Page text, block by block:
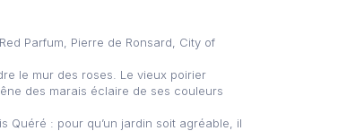
Parfum, Pierre de Ronsard, City of
le mur des roses. Le vieux poirier
des marais éclaire de ses couleurs
Quéré : pour qu’un jardin soit agréable, il